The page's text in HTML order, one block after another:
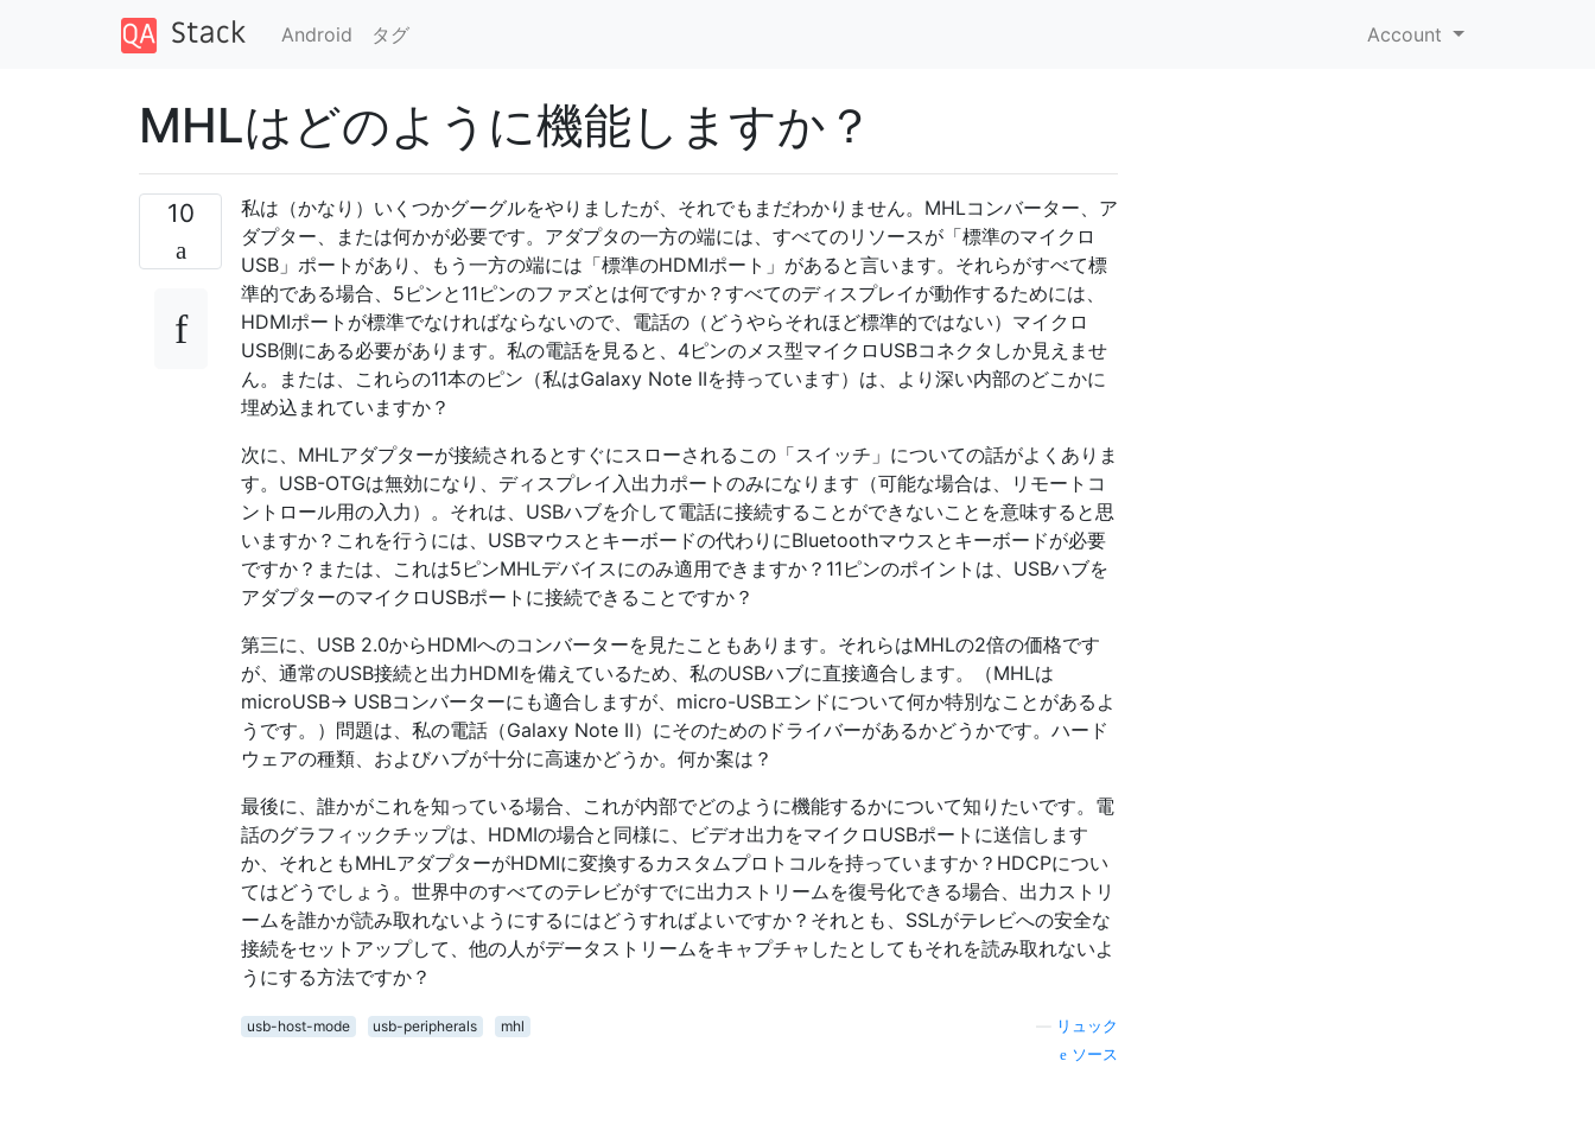
Android タグ Account
MHLはどのように機能しますか？
10
私は（かなり）いくつかグーグルをやりましたが、それでもまだわかりません。MHLコンバーター、ア
ダプター、または何かが必要です。アダプタの一方の端には、すべてのリソースが「標準のマイクロ
USB」ポートがあり、もう一方の端には「標準のHDMIポート」があると言います。それらがすべて標
準的である場合、5ピンと11ピンのファズとは何ですか？すべてのディスプレイが動作するためには、
HDMIポートが標準でなければならないので、電話の（どうやらそれほど標準的ではない）マイクロ
USB側にある必要があります。私の電話を見ると、4ピンのメス型マイクロUSBコネクタしか見えませ
ん。または、これらの11本のピン（私はGalaxy Note IIを持っています）は、より深い内部のどこかに
埋め込まれていますか？
次に、MHLアダプターが接続されるとすぐにスローされるこの「スイッチ」についての話がよくありま
す。USB-OTGは無効になり、ディスプレイ入出力ポートのみになります（可能な場合は、リモートコ
ントロール用の入力）。それは、USBハブを介して電話に接続することができないことを意味すると思
いますか？これを行うには、USBマウスとキーボードの代わりにBluetoothマウスとキーボードが必要
ですか？または、これは5ピンMHLデバイスにのみ適用できますか？11ピンのポイントは、USBハブを
アダプターのマイクロUSBポートに接続できることですか？
第三に、USB 2.0からHDMIへのコンバーターを見たこともあります。それらはMHLの2倍の価格です
が、通常のUSB接続と出力HDMIを備えているため、私のUSBハブに直接適合します。（MHLは
microUSB-> USBコンバーターにも適合しますが、micro-USBエンドについて何か特別なことがあるよ
うです。）問題は、私の電話（Galaxy Note II）にそのためのドライバーがあるかどうかです。ハード
ウェアの種類、およびハブが十分に高速かどうか。何か案は？
最後に、誰かがこれを知っている場合、これが内部でどのように機能するかについて知りたいです。電
話のグラフィックチップは、HDMIの場合と同様に、ビデオ出力をマイクロUSBポートに送信します
か、それともMHLアダプターがHDMIに変換するカスタムプロトコルを持っていますか？HDCPについ
てはどうでしょう。世界中のすべてのテレビがすでに出力ストリームを復号化できる場合、出力ストリ
ームを誰かが読み取れないようにするにはどうすればよいですか？それとも、SSLがテレビへの安全な
接続をセットアップして、他の人がデータストリームをキャプチャしたとしてもそれを読み取れないよ
うにする方法ですか？
usb-host-mode usb-peripherals mhl
リュック
ソース